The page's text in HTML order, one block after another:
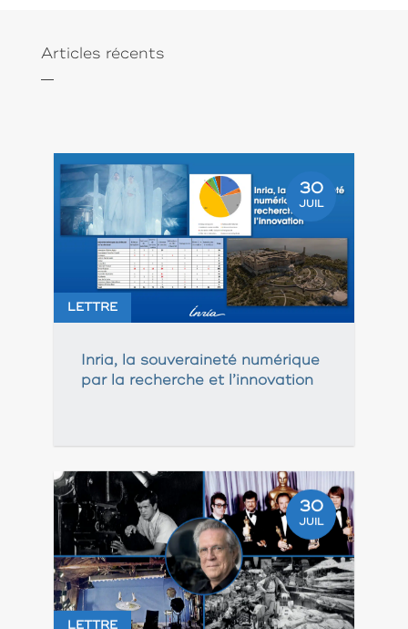
Articles récents
30
JUIL
LETTRE
Inria, la souveraineté numérique
par la recherche et l’innovation
30
JUIL
LETTRE